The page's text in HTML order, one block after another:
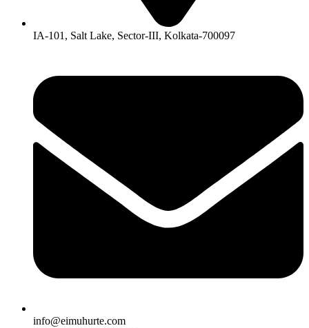
IA-101, Salt Lake, Sector-III, Kolkata-700097
info@eimuhurte.com